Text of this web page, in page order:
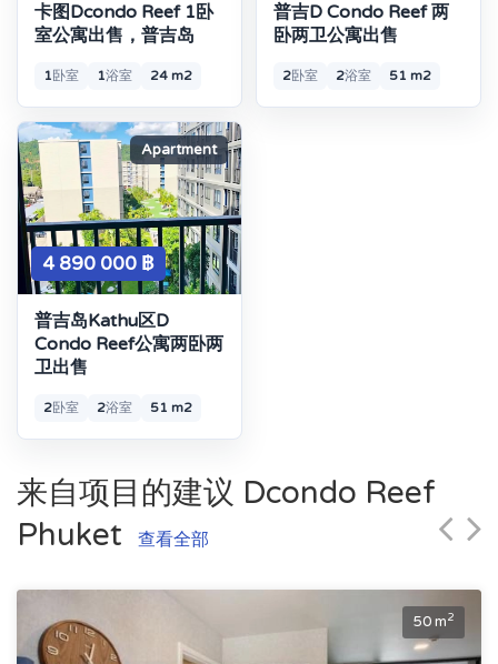
卡图Dcondo Reef 1卧
室公寓出售，普吉岛
1 卧室 1浴室 24 m2
普吉D Condo Reef 两
卧两卫公寓出售
2卧室 2浴室 51 m2
Apartment
4 890 000 ฿
普吉岛Kathu区D
Condo Reef公寓两卧两
卫出售
2卧室 2浴室 51 m2
来自项目的建议 Dcondo Reef
Phuket
查看全部
50 m2